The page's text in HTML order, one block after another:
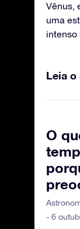
Vênus,
uma
intenso
Leia
O
- 6